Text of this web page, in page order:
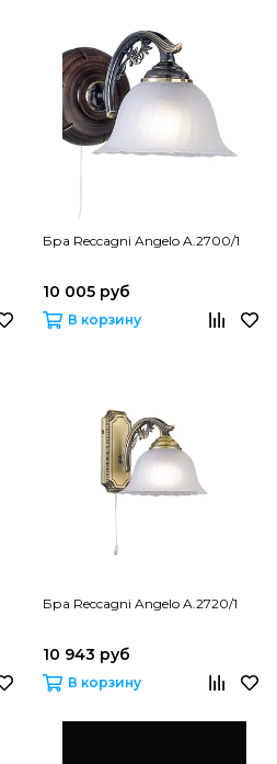
Бра Reccagni Angelo A.2700/1
10 005 руб
В корзину
Бра Reccagni Angelo A.2720/1
10 943 руб
В корзину